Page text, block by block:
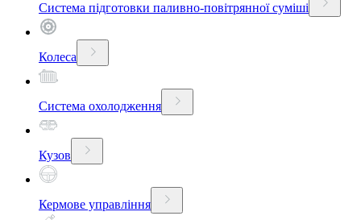
Система підготовки паливно-повітрянної суміші
Колеса
Система охолодження
Кузов
Кермове управління